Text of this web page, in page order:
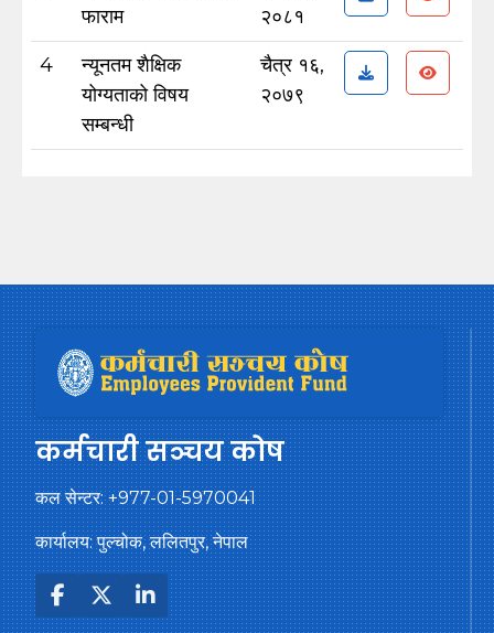
फाराम
२०८१
4
न्यूनतम शैक्षिक
योग्यताको विषय
सम्बन्धी
चैत्र १६,
२०७९
कर्मचारी सञ्चय कोष
कल सेन्टर:+977-01-5970041
कार्यालय: पुल्चोक, ललितपुर, नेपाल